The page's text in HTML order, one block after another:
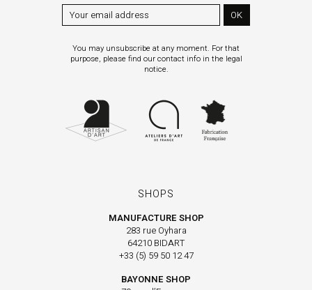
OK
You may unsubscribe at any moment. For that
purpose, please find our contact info in the legal
notice.
SHOPS
MANUFACTURE SHOP
283 rue Oyhara
64210 BIDART
+33 (5) 59 50 12 47
BAYONNE SHOP